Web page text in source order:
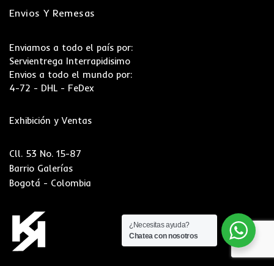
Envios Y Remesas
Enviamos a todo el país por:
Servientrega Interrapidisimo
Envios a todo el mundo por:
4-72 - DHL - FeDex
Exhibición y Ventas
Cll. 53 No. 15-87
Barrio Galerías
Bogotá - Colombia
¿Necesitas ayuda?
Chatea con nosotros